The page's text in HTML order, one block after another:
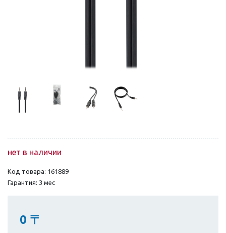
нет в наличии
Код товара: 161889
Гарантия: 3 мес
0 〒